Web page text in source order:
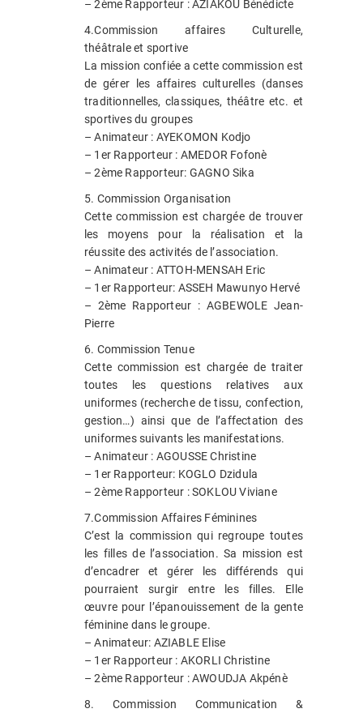
– 2ème Rapporteur : AZIAKOU Bénédicte
4.Commission affaires Culturelle,
théâtrale et sportive
La mission confiée a cette commission est
de gérer les affaires culturelles (danses
traditionnelles, classiques, théâtre etc. et
sportives du groupes
– Animateur : AYEKOMON Kodjo
– 1er Rapporteur : AMEDOR Fofonè
– 2ème Rapporteur: GAGNO Sika
5. Commission Organisation
Cette commission est chargée de trouver
les moyens pour la réalisation et la
réussite des activités de l’association.
– Animateur : ATTOH-MENSAH Eric
– 1er Rapporteur: ASSEH Mawunyo Hervé
– 2ème Rapporteur : AGBEWOLE Jean-
Pierre
6. Commission Tenue
Cette commission est chargée de traiter
toutes les questions relatives aux
uniformes (recherche de tissu, confection,
gestion…) ainsi que de l’affectation des
uniformes suivants les manifestations.
– Animateur : AGOUSSE Christine
– 1er Rapporteur: KOGLO Dzidula
– 2ème Rapporteur : SOKLOU Viviane
7.Commission Affaires Féminines
C’est la commission qui regroupe toutes
les filles de l’association. Sa mission est
d’encadrer et gérer les différends qui
pourraient surgir entre les filles. Elle
œuvre pour l’épanouissement de la gente
féminine dans le groupe.
– Animateur: AZIABLE Elise
– 1er Rapporteur : AKORLI Christine
– 2ème Rapporteur : AWOUDJA Akpénè
8. Commission Communication &